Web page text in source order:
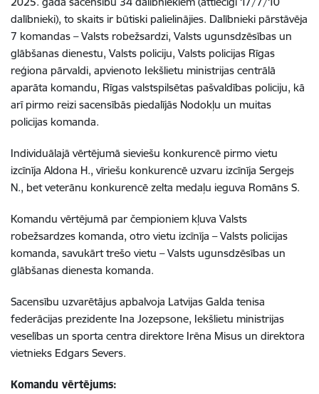
dalībnieki), to skaits ir būtiski palielinājies. Dalībnieki pārstāvēja
7 komandas – Valsts robežsardzi, Valsts ugunsdzēsības un
glābšanas dienestu, Valsts policiju, Valsts policijas Rīgas
reģiona pārvaldi, apvienoto Iekšlietu ministrijas centrālā
aparāta komandu, Rīgas valstspilsētas pašvaldības policiju, kā
arī pirmo reizi sacensībās piedalījās Nodokļu un muitas
policijas komanda.
Individuālajā vērtējumā sieviešu konkurencē pirmo vietu
izcīnīja Aldona H., vīriešu konkurencē uzvaru izcīnīja Sergejs
N., bet veterānu konkurencē zelta medaļu ieguva Romāns S.
Komandu vērtējumā par čempioniem kļuva Valsts
robežsardzes komanda, otro vietu izcīnīja – Valsts policijas
komanda, savukārt trešo vietu – Valsts ugunsdzēsības un
glābšanas dienesta komanda.
Sacensību uzvarētājus apbalvoja Latvijas Galda tenisa
federācijas prezidente Ina Jozepsone, Iekšlietu ministrijas
veselības un sporta centra direktore Irēna Misus un direktora
vietnieks Edgars Severs.
Komandu vērtējums: